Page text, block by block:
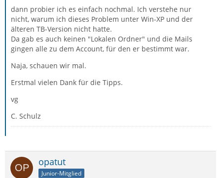
dann probier ich es einfach nochmal. Ich verstehe nur
nicht, warum ich dieses Problem unter Win-XP und der
älteren TB-Version nicht hatte.
Da gab es auch keinen "Lokalen Ordner" und die Mails
gingen alle zu dem Account, für den er bestimmt war.
Naja, schauen wir mal.
Erstmal vielen Dank für die Tipps.
vg
C. Schulz
opatut
Junior-Mitglied